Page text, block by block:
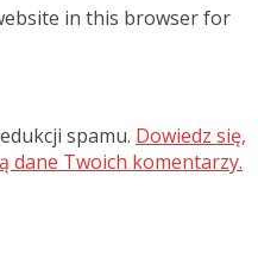
in this browser for
spamu. Dowiedz się,
dane Twoich komentarzy.